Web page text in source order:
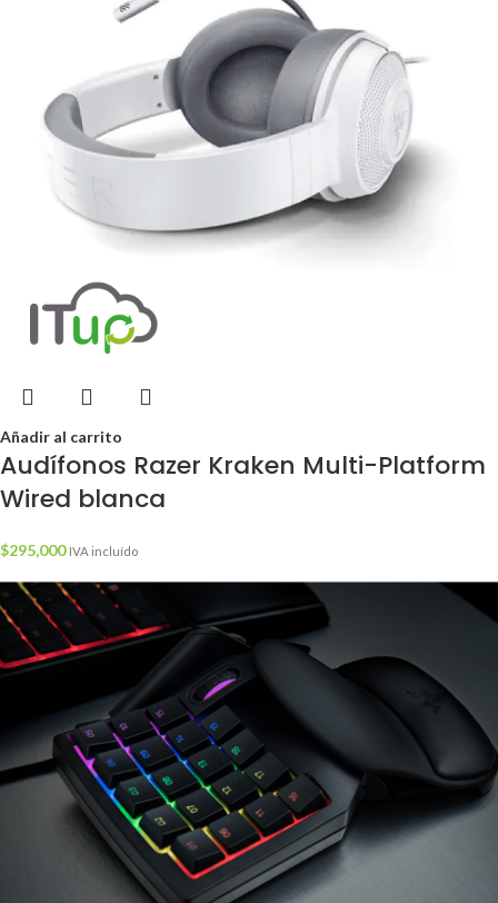
Añadir al carrito
Audífonos Razer Kraken Multi-Platform
Wired blanca
$295,000 IVA incluído